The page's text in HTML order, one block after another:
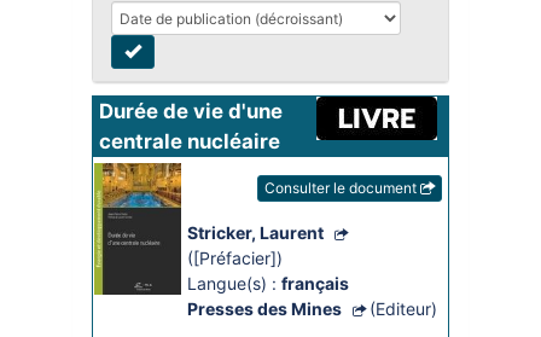
Durée de vie d'une
centrale nucléaire
Consulter le document
Stricker, Laurent
([Préfacier])
Langue(s) : français
Presses des Mines
(Editeur)